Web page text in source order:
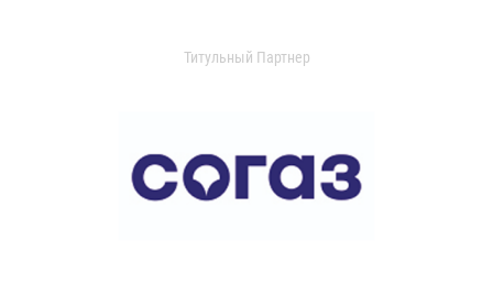
Титульный Партнер